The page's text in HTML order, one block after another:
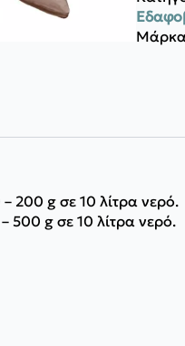
200 g σε 10 λίτρα νερό.
500 g σε 10 λίτρα νερό.